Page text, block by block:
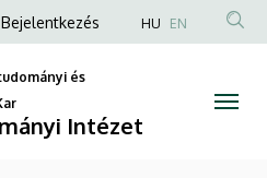
Anonim
Bejelentkezés HU EN
és
Intézet